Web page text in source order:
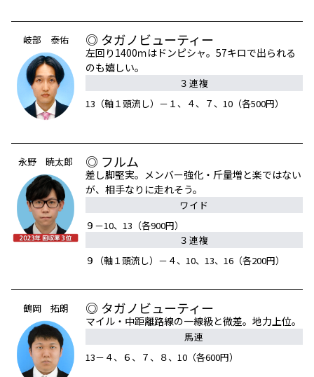
岐部 泰佑 ◎ タガノビューティー
左回り1400ｍはドンピシャ。57キロで出られる
のも嬉しい。
３連複
13（軸１頭流し）－１、４、７、10（各500円）
永野 暁太郎 ◎ フルム
差し脚堅実。メンバー強化・斤量増と楽ではない
が、相手なりに走れそう。
ワイド
９－10、13（各900円）
３連複
９（軸１頭流し）－４、10、13、16（各200円）
鶴岡 拓朗 ◎ タガノビューティー
マイル・中距離路線の一線級と微差。地力上位。
馬連
13－４、６、７、８、10（各600円）